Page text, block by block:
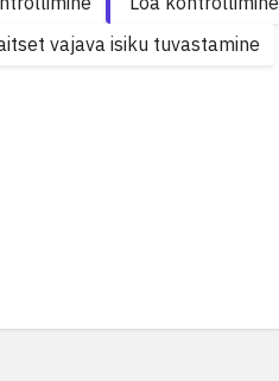
vajava isiku tuvastamine